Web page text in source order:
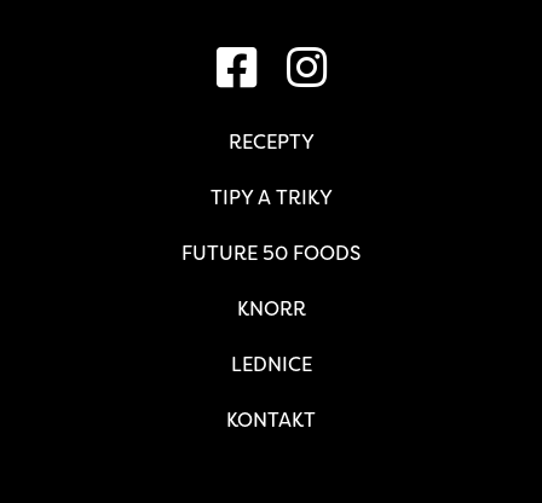
RECEPTY
TIPY A TRIKY
FUTURE 50 FOODS
KNORR
LEDNICE
KONTAKT